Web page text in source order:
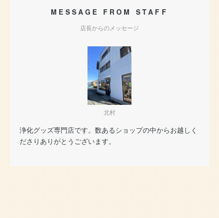
MESSAGE FROM STAFF
店長からのメッセージ
北村
浄化グッズ専門店です。数あるショップの中からお越しく
ださりありがとうございます。